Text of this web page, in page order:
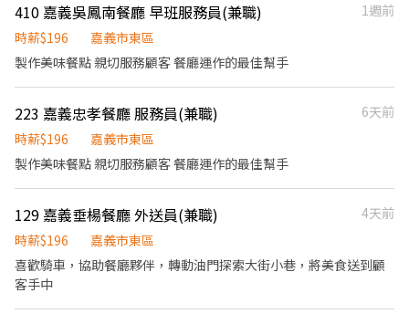
關工作、刷地板、拉垃圾車。
410 嘉義吳鳳南餐廳 早班服務員(兼職)
1週前
時薪$196
嘉義市東區
製作美味餐點 親切服務顧客 餐廳運作的最佳幫手
223 嘉義忠孝餐廳 服務員(兼職)
6天前
時薪$196
嘉義市東區
製作美味餐點 親切服務顧客 餐廳運作的最佳幫手
129 嘉義垂楊餐廳 外送員(兼職)
4天前
時薪$196
嘉義市東區
喜歡騎車，協助餐廳夥伴，轉動油門探索大街小巷，將美食送到顧
客手中